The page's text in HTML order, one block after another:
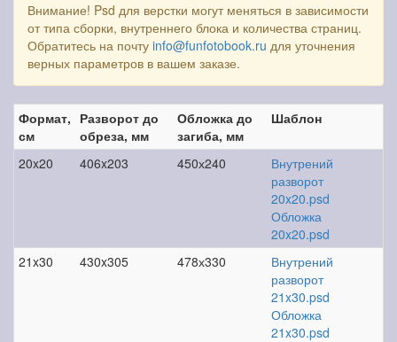
Внимание! Psd для верстки могут меняться в зависимости
от типа сборки, внутреннего блока и количества страниц.
Обратитесь на почту info@funfotobook.ru для уточнения
верных параметров в вашем заказе.
Формат,
см
Разворот до
обреза, мм
Обложка до
загиба, мм
Шаблон
20x20 406x203 450х240
Внутрений
разворот
20x20.psd
Обложка
20x20.psd
21x30
430x305 478х330
Внутрений
разворот
21x30.psd
Обложка
21x30.psd